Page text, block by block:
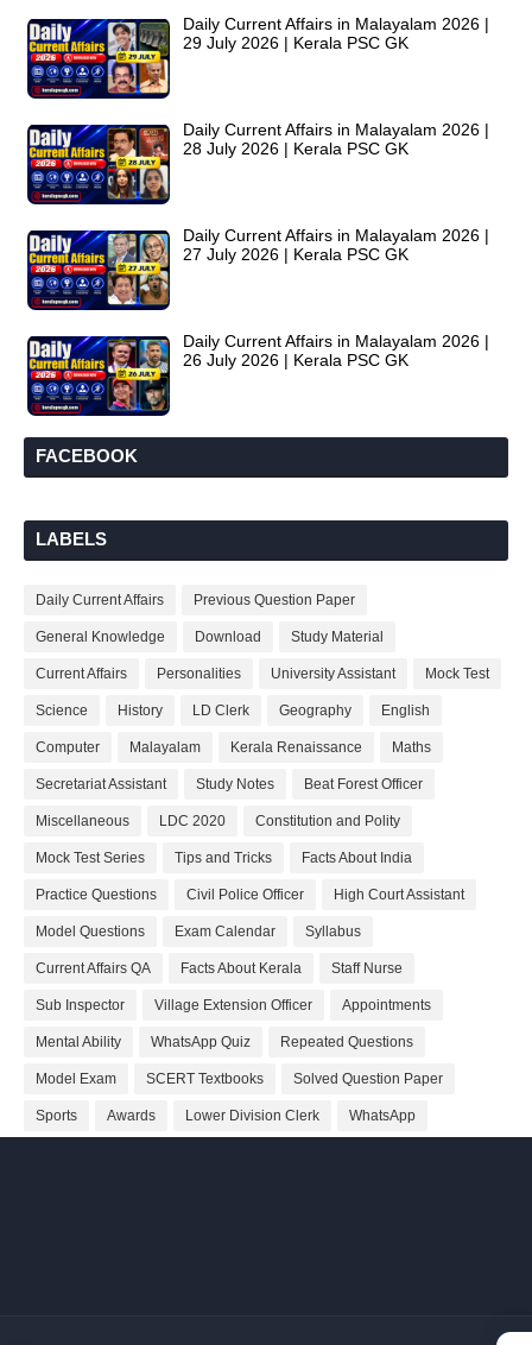
Daily Current Affairs in Malayalam 2026 |
29 July 2026 | Kerala PSC GK
Daily Current Affairs in Malayalam 2026 |
28 July 2026 | Kerala PSC GK
Daily Current Affairs in Malayalam 2026 |
27 July 2026 | Kerala PSC GK
Daily Current Affairs in Malayalam 2026 |
26 July 2026 | Kerala PSC GK
FACEBOOK
LABELS
Daily Current Affairs Previous Question Paper
General Knowledge Download Study Material
Current Affairs Personalities University Assistant Mock Test
Science History LD Clerk Geography English
Computer Malayalam Kerala Renaissance Maths
Secretariat Assistant Study Notes Beat Forest Officer
Miscellaneous LDC 2020 Constitution and Polity
Mock Test Series Tips and Tricks Facts About India
Practice Questions Civil Police Officer High Court Assistant
Model Questions Exam Calendar Syllabus
Current Affairs QA Facts About Kerala Staff Nurse
Sub Inspector Village Extension Officer Appointments
Mental Ability WhatsApp Quiz Repeated Questions
Model Exam SCERT Textbooks Solved Question Paper
Sports Awards Lower Division Clerk WhatsApp